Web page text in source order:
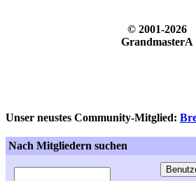
© 2001-2026
GrandmasterA
Unser neustes Community-Mitglied:
Nach Mitgliedern suchen